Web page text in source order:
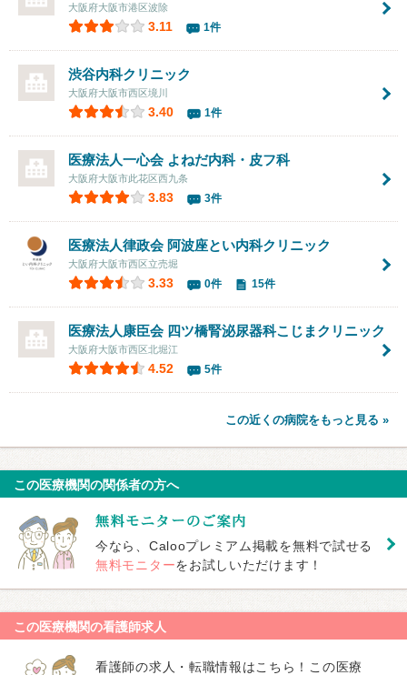
大阪府大阪市港区波除
3.11 1件
渋谷内科クリニック
大阪府大阪市西区境川
3.40 1件
医療法人一心会 よねだ内科・皮フ科
大阪府大阪市此花区西九条
3.83 3件
医療法人律政会 阿波座とい内科クリニック
大阪府大阪市西区立売堀
3.33 0件 15件
医療法人康臣会 四ツ橋腎泌尿器科こじまクリニック
大阪府大阪市西区北堀江
4.52 5件
この近くの病院をもっと見る »
この医療機関の関係者の方へ
今なら、Calooプレミアム掲載を無料で試せる
無料モニターをお試しいただけます！
この医療機関の看護師求人
看護師の求人・転職情報はこちら！この医療